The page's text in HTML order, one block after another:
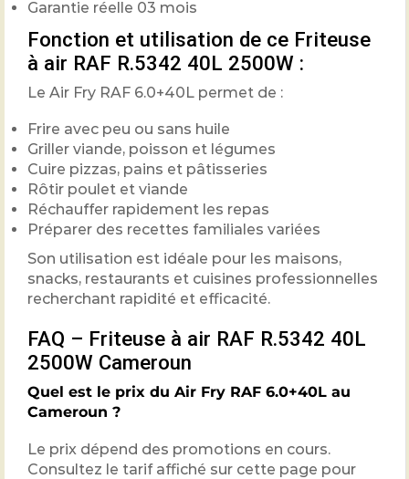
Garantie réelle 03 mois
Fonction et utilisation de ce Friteuse
à air RAF R.5342 40L 2500W :
Le Air Fry RAF 6.0+40L permet de :
Frire avec peu ou sans huile
Griller viande, poisson et légumes
Cuire pizzas, pains et pâtisseries
Rôtir poulet et viande
Réchauffer rapidement les repas
Préparer des recettes familiales variées
Son utilisation est idéale pour les maisons,
snacks, restaurants et cuisines professionnelles
recherchant rapidité et efficacité.
FAQ – Friteuse à air RAF R.5342 40L
2500W Cameroun
Quel est le prix du Air Fry RAF 6.0+40L au
Cameroun ?
Le prix dépend des promotions en cours.
Consultez le tarif affiché sur cette page pour